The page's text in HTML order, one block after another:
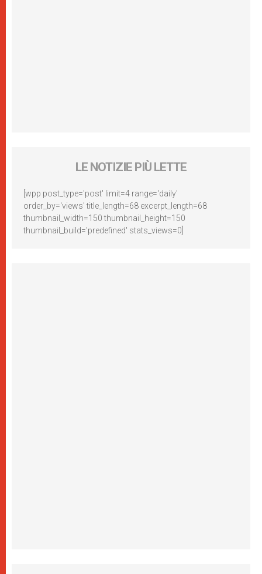
LE NOTIZIE PIÙ LETTE
[wpp post_type='post' limit=4 range='daily'
order_by='views' title_length=68 excerpt_length=68
thumbnail_width=150 thumbnail_height=150
thumbnail_build='predefined' stats_views=0]